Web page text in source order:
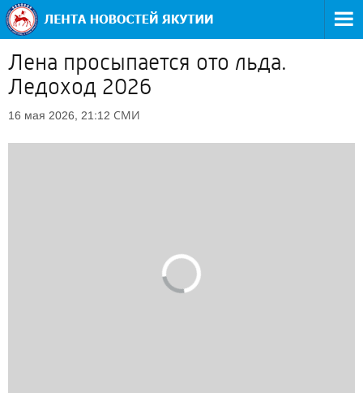
Лена просыпается ото льда.
Ледоход 2026
16 мая 2026, 21:12 СМИ